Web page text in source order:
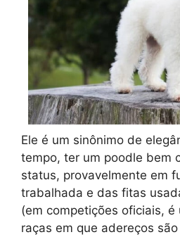
Ele é um sinônimo de
tempo, ter um poodle bem
status, provavelmente em
trabalhada e das fitas
(em competições oficiais, é
raças em que adereços